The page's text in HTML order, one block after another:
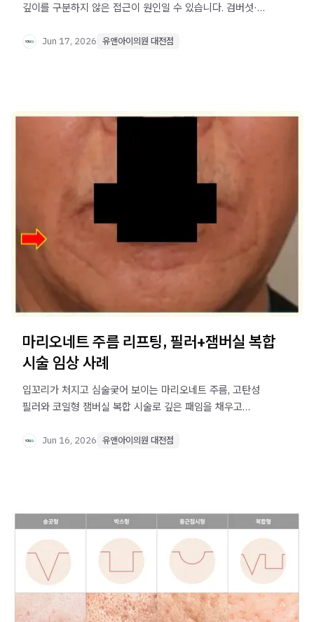
깊이를 구분하지 않은 접근이 원인일 수 있습니다. 검버섯·
Jun 17, 2026 유앤아이의원 대전점
마리오네트 주름 리프팅, 필러+잼버실 복합
시술 임상 사례
입꼬리가 처지고 심술궂어 보이는 마리오네트 주름, 고탄성
필러와 코일형 잼버실 복합 시술로 깊은 패임을 채우고
유앤아이의원.
Jun 16, 2026 유앤아이의원 대전점